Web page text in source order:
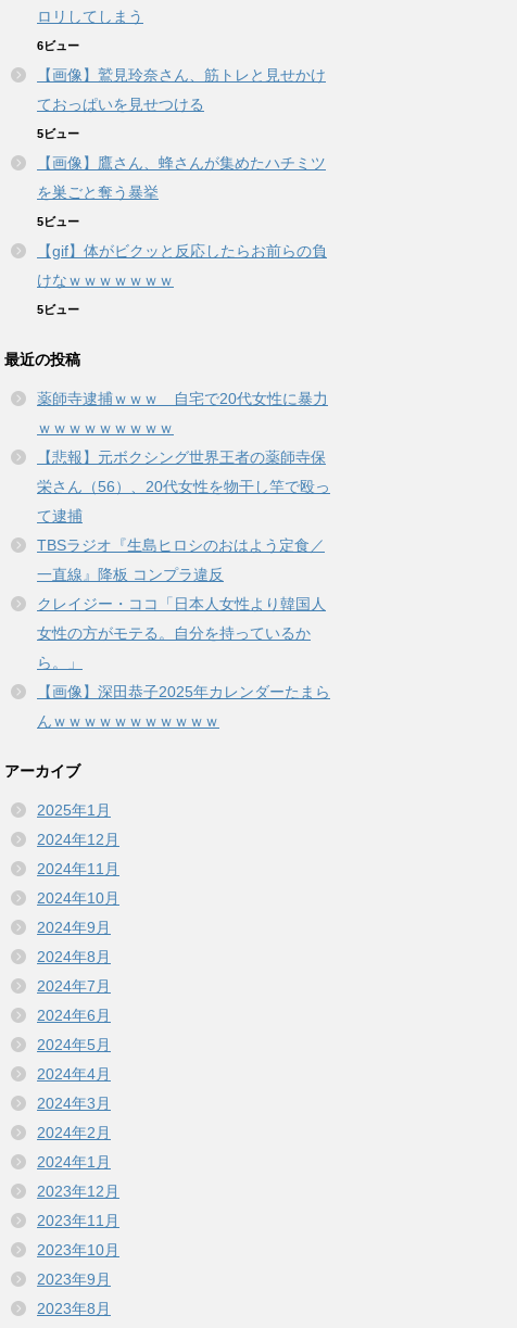
ロリしてしまう
6ビュー
【画像】鷲見玲奈さん、筋トレと見せかけ
ておっぱいを見せつける
5ビュー
【画像】鷹さん、蜂さんが集めたハチミツ
を巣ごと奪う暴挙
5ビュー
【gif】体がビクッと反応したらお前らの負
けなｗｗｗｗｗｗｗ
5ビュー
最近の投稿
薬師寺逮捕ｗｗｗ 自宅で20代女性に暴力
ｗｗｗｗｗｗｗｗｗ
【悲報】元ボクシング世界王者の薬師寺保
栄さん（56）、20代女性を物干し竿で殴っ
て逮捕
TBSラジオ『生島ヒロシのおはよう定食／
一直線』降板 コンプラ違反
クレイジー・ココ「日本人女性より韓国人
女性の方がモテる。自分を持っているか
ら。」
【画像】深田恭子2025年カレンダーたまら
んｗｗｗｗｗｗｗｗｗｗｗ
アーカイブ
2025年1月
2024年12月
2024年11月
2024年10月
2024年9月
2024年8月
2024年7月
2024年6月
2024年5月
2024年4月
2024年3月
2024年2月
2024年1月
2023年12月
2023年11月
2023年10月
2023年9月
2023年8月